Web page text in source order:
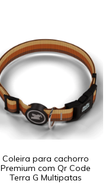
Coleira para cachorro
Premium com Qr Code
Terra G Multipatas